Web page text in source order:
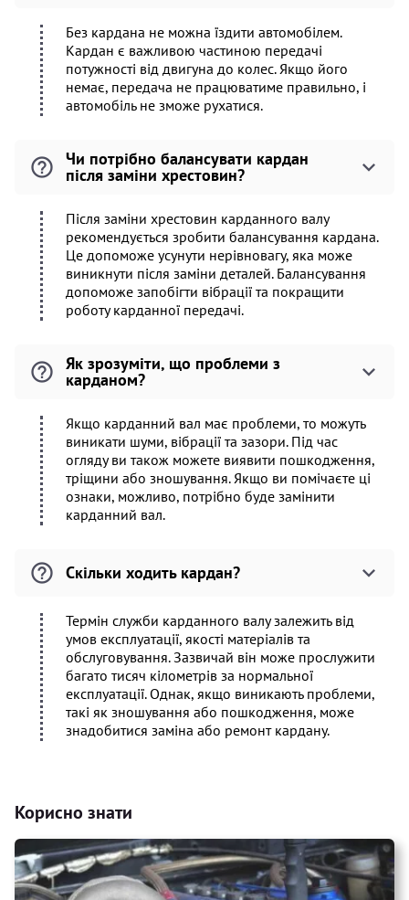
Без кардана не можна їздити автомобілем.
Кардан є важливою частиною передачі
потужності від двигуна до колес. Якщо його
немає, передача не працюватиме правильно, і
автомобіль не зможе рухатися.
Чи потрібно балансувати кардан
після заміни хрестовин?
Після заміни хрестовин карданного валу
рекомендується зробити балансування кардана.
Це допоможе усунути нерівновагу, яка може
виникнути після заміни деталей. Балансування
допоможе запобігти вібрації та покращити
роботу карданної передачі.
Як зрозуміти, що проблеми з
карданом?
Якщо карданний вал має проблеми, то можуть
виникати шуми, вібрації та зазори. Під час
огляду ви також можете виявити пошкодження,
тріщини або зношування. Якщо ви помічаєте ці
ознаки, можливо, потрібно буде замінити
карданний вал.
Скільки ходить кардан?
Термін служби карданного валу залежить від
умов експлуатації, якості матеріалів та
обслуговування. Зазвичай він може прослужити
багато тисяч кілометрів за нормальної
експлуатації. Однак, якщо виникають проблеми,
такі як зношування або пошкодження, може
знадобитися заміна або ремонт кардану.
Корисно знати